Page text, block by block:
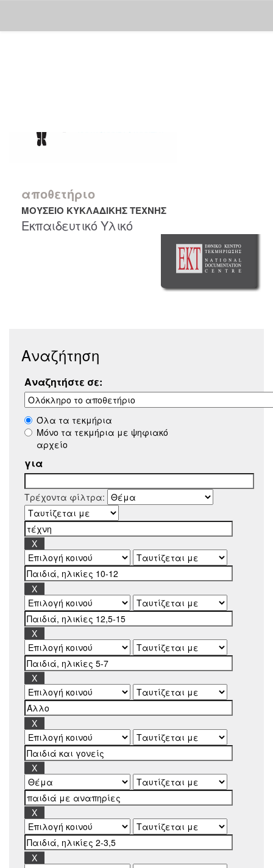
αποθετήριο
ΜΟΥΣΕΙΟ ΚΥΚΛΑΔΙΚΗΣ ΤΕΧΝΗΣ
Εκπαιδευτικό Υλικό
Αναζήτηση
Αναζητήστε σε:
Όλα τα τεκμήρια
Μόνο τα τεκμήρια με ψηφιακό
αρχείο
για
Τρέχοντα φίλτρα: